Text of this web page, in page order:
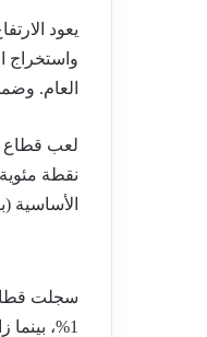
يعود
العام.
الأساسية
سجلت